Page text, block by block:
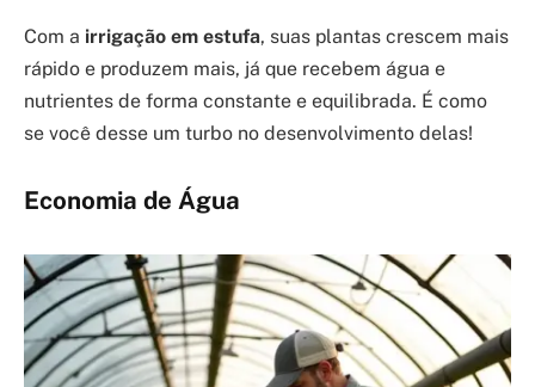
Com a irrigação em estufa, suas plantas crescem mais
rápido e produzem mais, já que recebem água e
nutrientes de forma constante e equilibrada. É como
se você desse um turbo no desenvolvimento delas!
Economia de Água